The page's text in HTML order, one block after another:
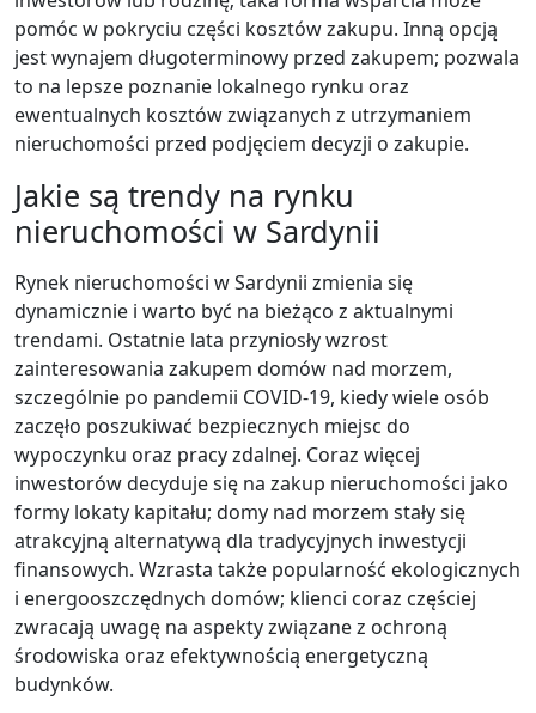
pomóc w pokryciu części kosztów zakupu. Inną opcją
jest wynajem długoterminowy przed zakupem; pozwala
to na lepsze poznanie lokalnego rynku oraz
ewentualnych kosztów związanych z utrzymaniem
nieruchomości przed podjęciem decyzji o zakupie.
Jakie są trendy na rynku
nieruchomości w Sardynii
Rynek nieruchomości w Sardynii zmienia się
dynamicznie i warto być na bieżąco z aktualnymi
trendami. Ostatnie lata przyniosły wzrost
zainteresowania zakupem domów nad morzem,
szczególnie po pandemii COVID-19, kiedy wiele osób
zaczęło poszukiwać bezpiecznych miejsc do
wypoczynku oraz pracy zdalnej. Coraz więcej
inwestorów decyduje się na zakup nieruchomości jako
formy lokaty kapitału; domy nad morzem stały się
atrakcyjną alternatywą dla tradycyjnych inwestycji
finansowych. Wzrasta także popularność ekologicznych
i energooszczędnych domów; klienci coraz częściej
zwracają uwagę na aspekty związane z ochroną
środowiska oraz efektywnością energetyczną
budynków.